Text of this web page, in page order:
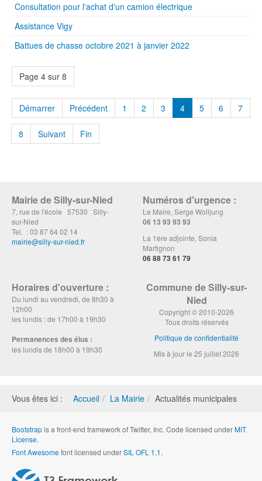
Consultation pour l'achat d'un camion électrique
Assistance Vigy
Battues de chasse octobre 2021 à janvier 2022
Page 4 sur 8
Démarrer Précédent 1 2 3 4 5 6 7
8 Suivant Fin
Mairie de Silly-sur-Nied
7, rue de l'école 57530 Silly-
sur-Nied
Tel. : 03 87 64 02 14
mairie@silly-sur-nied.fr
Numéros d'urgence :
Le Maire, Serge Wolljung
06 13 93 93 93
La 1ère adjointe, Sonia
Martignon
06 88 73 61 79
Horaires d'ouverture :
Du lundi au vendredi, de 8h30 à
12h00
les lundis : de 17h00 à 19h30
Permanences des élus :
les lundis de 18h00 à 19h30
Commune de Silly-sur-
Nied
Copyright © 2010-2026
Tous droits réservés
Politique de confidentialité
Mis à jour le 25 juillet 2026
Vous êtes ici : Accueil La Mairie Actualités municipales
Bootstrapis a front-end framework of Twitter, Inc. Code licensed underMIT
License.
Font Awesomefont licensed underSIL OFL 1.1.